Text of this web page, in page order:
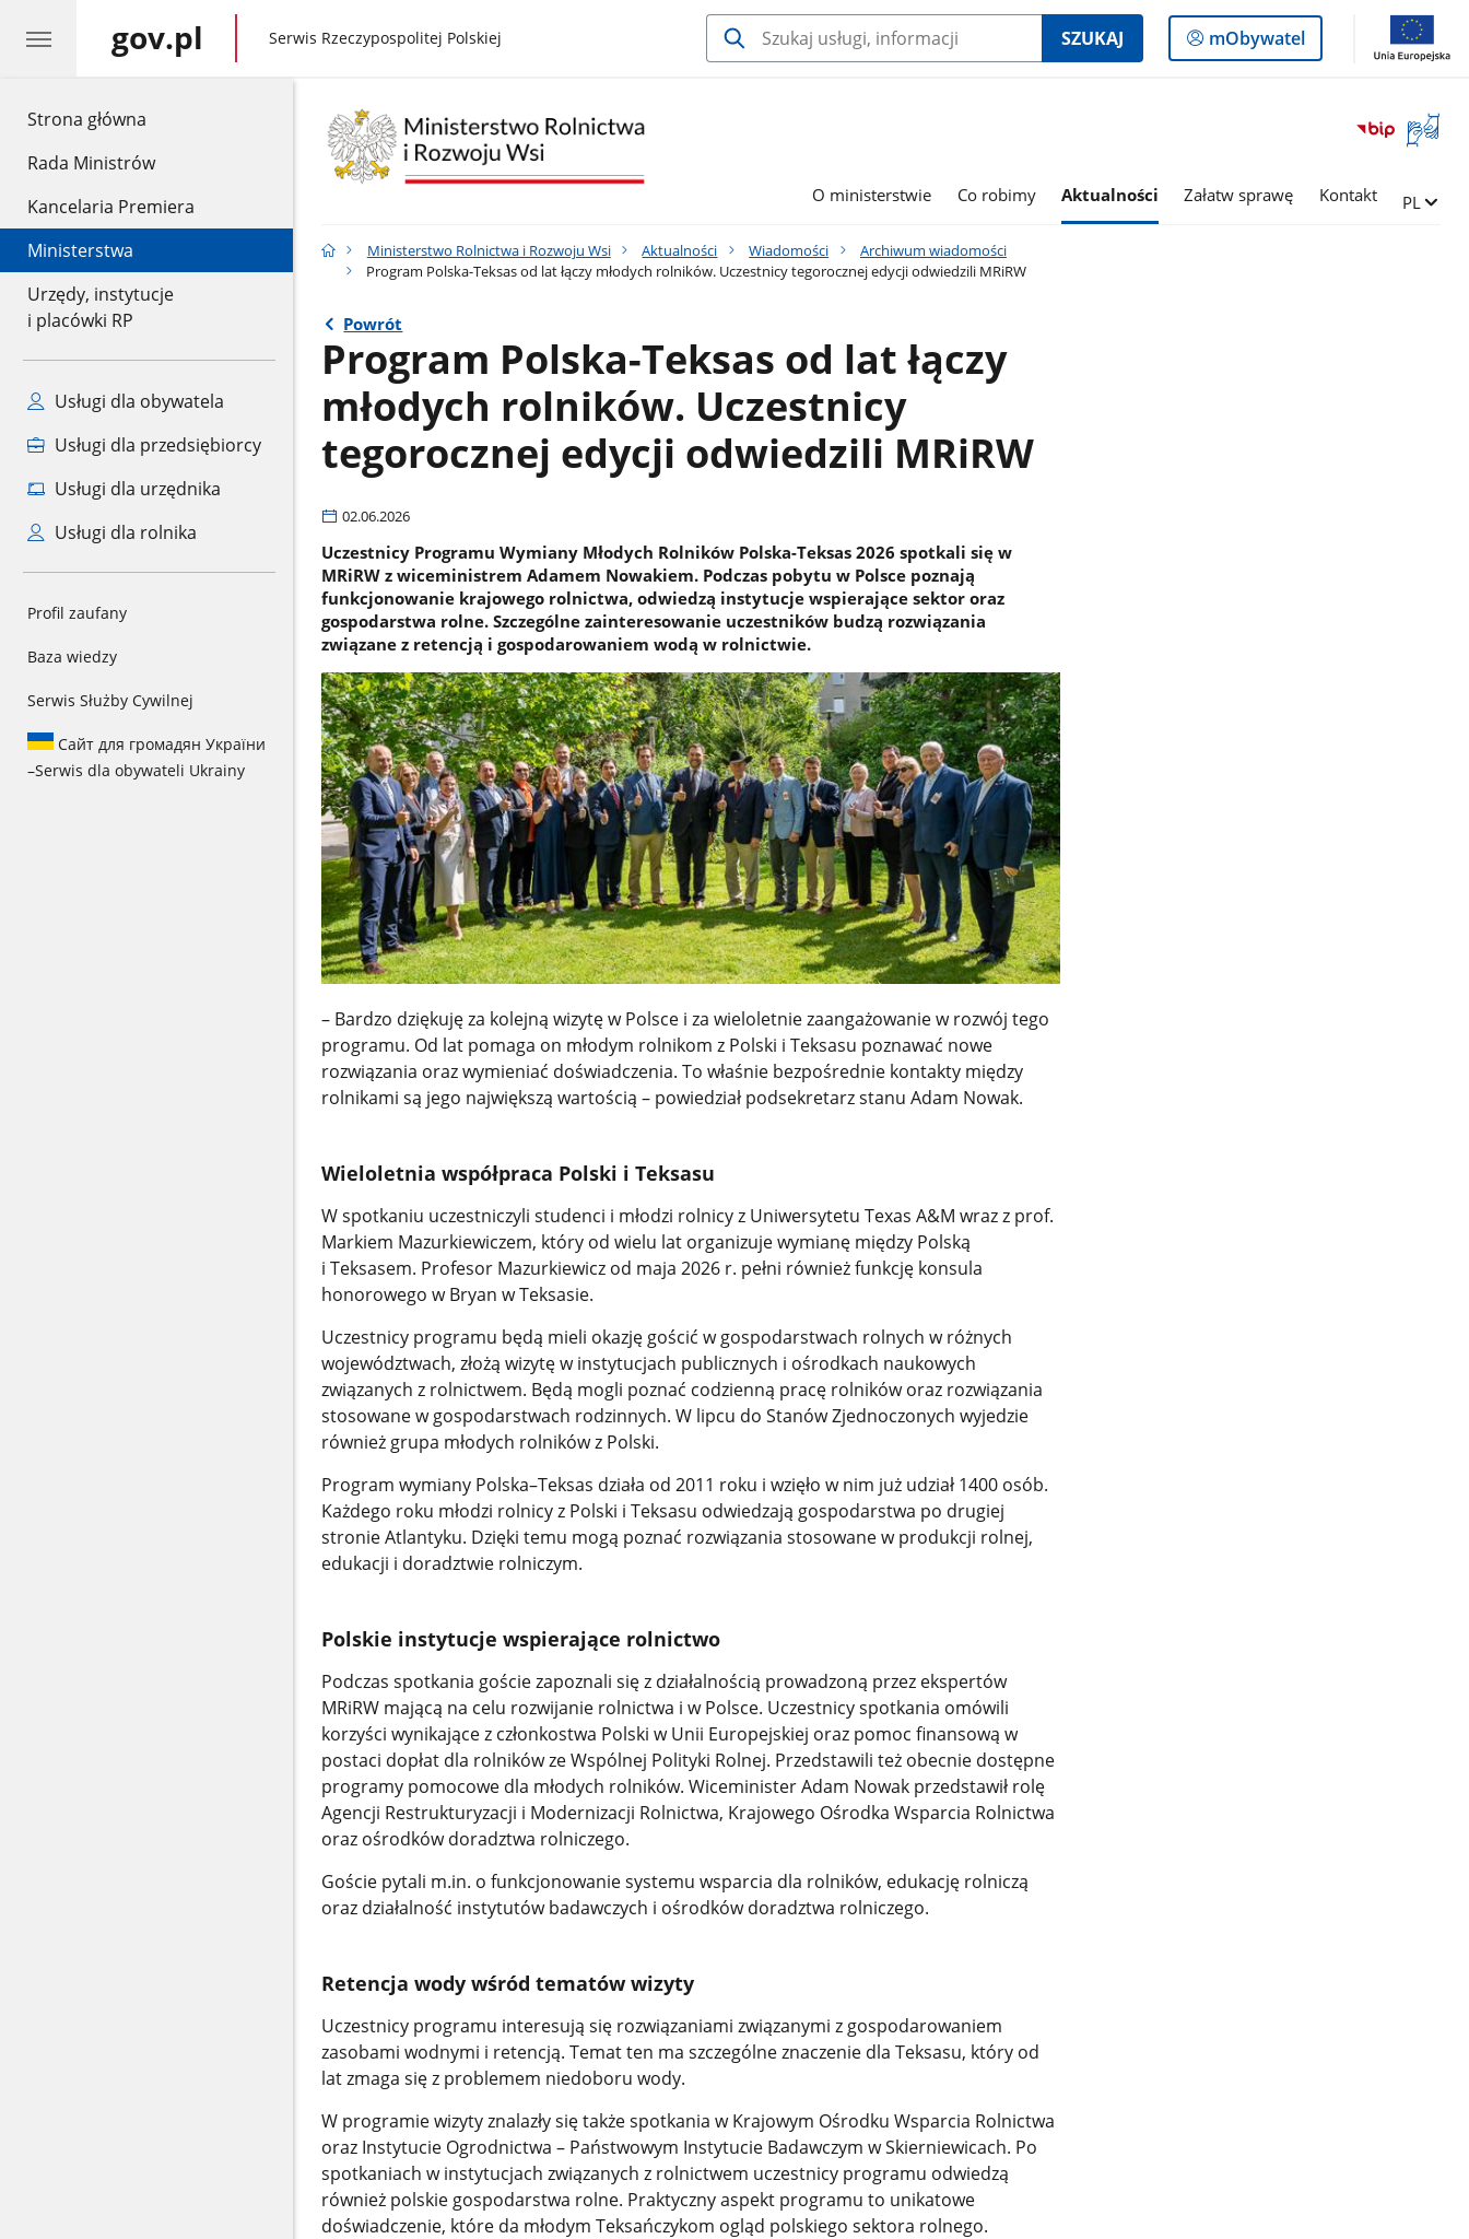
Strona główna
Rada Ministrów
Kancelaria Premiera
Ministerstwa
Urzędy, instytucje
i placówki RP
Usługi dla obywatela
Usługi dla przedsiębiorcy
Usługi dla urzędnika
Usługi dla rolnika
Profil zaufany
Baza wiedzy
Serwis Służby Cywilnej
Сайт для громадян України
–Serwis dla obywateli Ukrainy
gov.pl gov.pl
Serwis Rzeczypospolitej Polskiej SZUKAJ
Logowanie
do
mObywatel
Otwórz
okno
języka
O ministerstwie Co robimy Aktualności Załatw sprawę Kontakt Zmień
PL
Ministerstwo Rolnictwa i Rozwoju Wsi Aktualności Wiadomości
Archiwum wiadomości
Program Polska-Teksas od lat łączy młodych rolników. Uczestnicy tegorocznej edycji odwiedzili MRiRW
Powrót
Program Polska-Teksas od lat łączy
młodych rolników. Uczestnicy
tegorocznej edycji odwiedzili MRiRW
02.06.2026
Uczestnicy Programu Wymiany Młodych Rolników Polska-Teksas 2026 spotkali się w
MRiRW z wiceministrem Adamem Nowakiem. Podczas pobytu w Polsce poznają
funkcjonowanie krajowego rolnictwa, odwiedzą instytucje wspierające sektor oraz
gospodarstwa rolne. Szczególne zainteresowanie uczestników budzą rozwiązania
związane z retencją i gospodarowaniem wodą w rolnictwie.
– Bardzo dziękuję za kolejną wizytę w Polsce i za wieloletnie zaangażowanie w rozwój tego
programu. Od lat pomaga on młodym rolnikom z Polski i Teksasu poznawać nowe
rozwiązania oraz wymieniać doświadczenia. To właśnie bezpośrednie kontakty między
rolnikami są jego największą wartością – powiedział podsekretarz stanu Adam Nowak.
Wieloletnia współpraca Polski i Teksasu
W spotkaniu uczestniczyli studenci i młodzi rolnicy z Uniwersytetu Texas A&M wraz z prof.
Markiem Mazurkiewiczem, który od wielu lat organizuje wymianę między Polską
i Teksasem. Profesor Mazurkiewicz od maja 2026 r. pełni również funkcję konsula
honorowego w Bryan w Teksasie.
Uczestnicy programu będą mieli okazję gościć w gospodarstwach rolnych w różnych
województwach, złożą wizytę w instytucjach publicznych i ośrodkach naukowych
związanych z rolnictwem. Będą mogli poznać codzienną pracę rolników oraz rozwiązania
stosowane w gospodarstwach rodzinnych. W lipcu do Stanów Zjednoczonych wyjedzie
również grupa młodych rolników z Polski.
Program wymiany Polska–Teksas działa od 2011 roku i wzięło w nim już udział 1400 osób.
Każdego roku młodzi rolnicy z Polski i Teksasu odwiedzają gospodarstwa po drugiej
stronie Atlantyku. Dzięki temu mogą poznać rozwiązania stosowane w produkcji rolnej,
edukacji i doradztwie rolniczym.
Polskie instytucje wspierające rolnictwo
Podczas spotkania goście zapoznali się z działalnością prowadzoną przez ekspertów
MRiRW mającą na celu rozwijanie rolnictwa i w Polsce. Uczestnicy spotkania omówili
korzyści wynikające z członkostwa Polski w Unii Europejskiej oraz pomoc finansową w
postaci dopłat dla rolników ze Wspólnej Polityki Rolnej. Przedstawili też obecnie dostępne
programy pomocowe dla młodych rolników. Wiceminister Adam Nowak przedstawił rolę
Agencji Restrukturyzacji i Modernizacji Rolnictwa, Krajowego Ośrodka Wsparcia Rolnictwa
oraz ośrodków doradztwa rolniczego.
Goście pytali m.in. o funkcjonowanie systemu wsparcia dla rolników, edukację rolniczą
oraz działalność instytutów badawczych i ośrodków doradztwa rolniczego.
Retencja wody wśród tematów wizyty
Uczestnicy programu interesują się rozwiązaniami związanymi z gospodarowaniem
zasobami wodnymi i retencją. Temat ten ma szczególne znaczenie dla Teksasu, który od
lat zmaga się z problemem niedoboru wody.
W programie wizyty znalazły się także spotkania w Krajowym Ośrodku Wsparcia Rolnictwa
oraz Instytucie Ogrodnictwa – Państwowym Instytucie Badawczym w Skierniewicach. Po
spotkaniach w instytucjach związanych z rolnictwem uczestnicy programu odwiedzą
również polskie gospodarstwa rolne. Praktyczny aspekt programu to unikatowe
doświadczenie, które da młodym Teksańczykom ogląd polskiego sektora rolnego.